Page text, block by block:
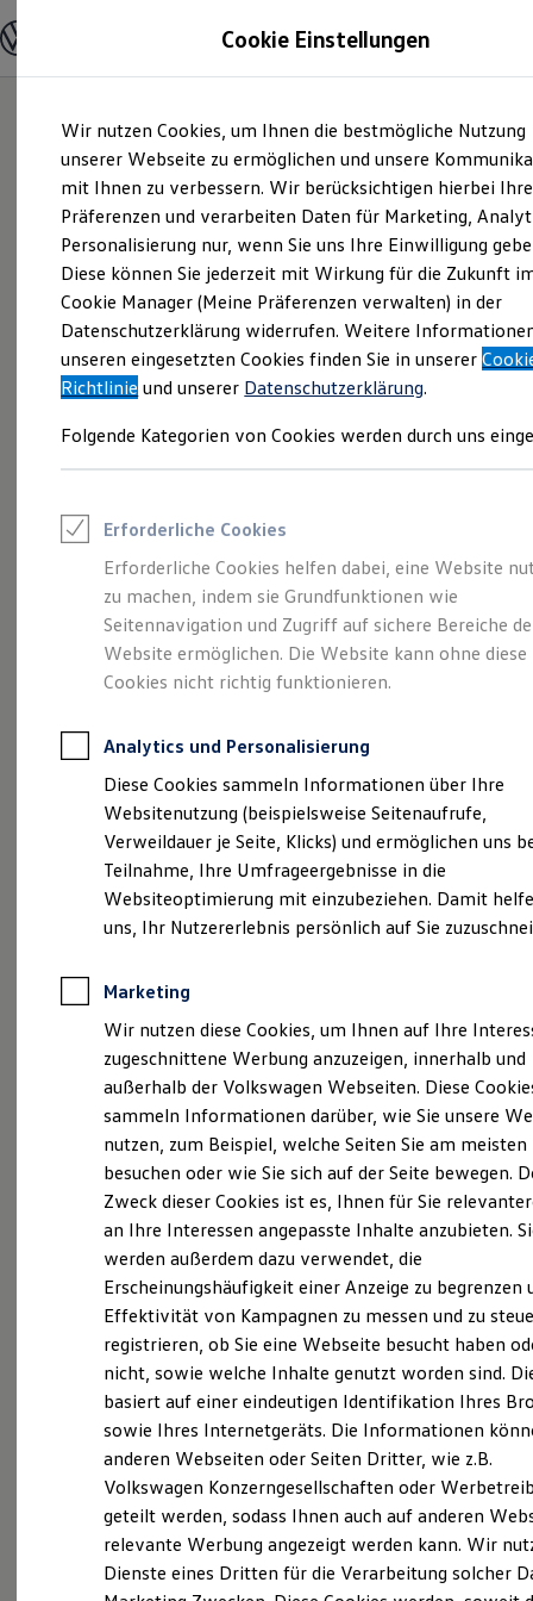
Hauptinhalt
springen
Footer
springen
Modelle und Konfigurator
Modelle vergleichen
Elektroautos
ENERGY Sondermodelle
Nutzfahrzeuge
SUV und CUV
Familienautos
Kombis
Kompaktwagen
Sportwagen
Schnell verfügbare Fahrzeuge
Angebote und Produkte
Aktuelle Angebote
E-Auto-Förderung
Volkswagen Marktplatz
Junge Gebrauchtwagen und Gebrauchtwagen
Saisonangebote
Leasing
Leasing-Angebote
Gebrauchtwagen Leasing
Junge Gebrauchtwagen-Leasing
Elektroauto Leasing
Kleinwagen-Leasing
Leasing ohne Anzahlung
Autokredit mit Schlussrate
Versicherungen und Garantien
Kfz-Versicherung
Restschuldversicherungen
Garantien
Wartungsverträge
Geschäftskunden
Professional Class bei Volkswagen
Großkunden
Behörden
Anpfiff zum Gewinn
Elektroautos
ID. Tutorials
Elektrofahrzeugkonzepte
Reichweite
Reichweite der ID. Modelle
Reichweite im Winter
Laden
Laden unterwegs
Laden Zuhause
Ladezeitensimulator
Batterie
Sicherheit
Garantie und Lebensdauer
Nachhaltigkeit
Technologie
Kosten und Kauf
Verbrauchskosten
Kaufoptionen
E-Auto-Förderung
Software und Konnektivität
Die ID. Software 6
ID. Software Versionen und Updates
Digitale Extras
Schnittstellen zu Ihrem ID.
Kompakt.
Charismatisch. Coupé.
Der Taigo.
Impressum & Rechtliches
Probefahrt vereinbaren
Fahrzeugangebot anfordern
Servicetermin buchen
Serviceanfrage stellen
Cookie Einstellungen
Wir nutzen Cookies, um Ihnen die bestmögliche Nutzung
unserer Webseite zu ermöglichen und unsere
mit Ihnen zu verbessern. Wir berücksichtigen hierbei Ihre
Präferenzen und verarbeiten Daten für Marketing,
Personalisierung nur, wenn Sie uns Ihre Einwilligung
Diese können Sie jederzeit mit Wirkung für die Zukunft
Cookie Manager (Meine Präferenzen verwalten) in der
Datenschutzerklärung widerrufen. Weitere
unseren eingesetzten Cookies finden Sie in unserer
Richtlinie und unserer Datenschutzerklärung.
Folgende Kategorien von Cookies werden durch uns
Erforderliche Cookies
Erforderliche Cookies helfen dabei, eine Website
zu machen, indem sie Grundfunktionen wie
Seitennavigation und Zugriff auf sichere Bereiche
Website ermöglichen. Die Website kann ohne diese
Cookies nicht richtig funktionieren.
Analytics und Personalisierung
Diese Cookies sammeln Informationen über Ihre
Websitenutzung (beispielsweise Seitenaufrufe,
Verweildauer je Seite, Klicks) und ermöglichen uns
Teilnahme, Ihre Umfrageergebnisse in die
Websiteoptimierung mit einzubeziehen. Damit
uns, Ihr Nutzererlebnis persönlich auf Sie
Marketing
Wir nutzen diese Cookies, um Ihnen auf Ihre
zugeschnittene Werbung anzuzeigen, innerhalb und
außerhalb der Volkswagen Webseiten. Diese
sammeln Informationen darüber, wie Sie unsere
nutzen, zum Beispiel, welche Seiten Sie am meisten
besuchen oder wie Sie sich auf der Seite bewegen.
Zweck dieser Cookies ist es, Ihnen für Sie
an Ihre Interessen angepasste Inhalte anzubieten.
werden außerdem dazu verwendet, die
Erscheinungshäufigkeit einer Anzeige zu begrenzen
Effektivität von Kampagnen zu messen und zu
registrieren, ob Sie eine Webseite besucht haben
nicht, sowie welche Inhalte genutzt worden sind.
basiert auf einer eindeutigen Identifikation Ihres
sowie Ihres Internetgeräts. Die Informationen
anderen Webseiten oder Seiten Dritter, wie z.B.
Volkswagen Konzerngesellschaften oder
geteilt werden, sodass Ihnen auch auf anderen
relevante Werbung angezeigt werden kann. Wir
Dienste eines Dritten für die Verarbeitung solcher